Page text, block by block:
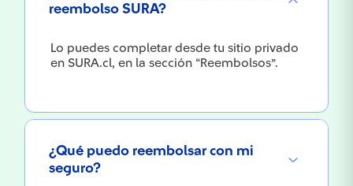
reembolso SURA?
Lo puedes completar desde tu sitio privado
en SURA.cl, en la sección “Reembolsos”.
¿Qué puedo reembolsar con mi
seguro?